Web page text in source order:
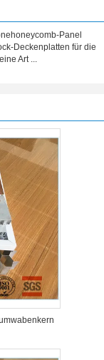
Panel
Deckenplatten für die
Art ...